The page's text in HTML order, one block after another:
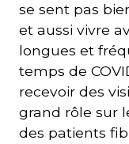
se sent pas
et aussi vivre
longues et
temps de
recevoir des
grand rôle sur
des patients